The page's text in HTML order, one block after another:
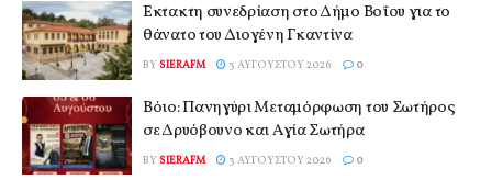
Έκτακτη συνεδρίαση στο Δήμο Βοΐου για το
θάνατο του Διογένη Γκαντίνα
BY SIERAFM 3 ΑΥΓΟΎΣΤΟΥ 2026 0
Βόιο: Πανηγύρι Μεταμόρφωση του Σωτήρος
σε Δρυόβουνο και Αγία Σωτήρα
BY SIERAFM 3 ΑΥΓΟΎΣΤΟΥ 2026 0